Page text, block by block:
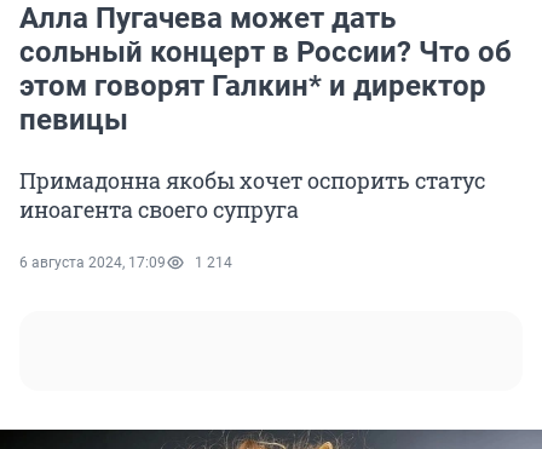
Алла Пугачева может дать
сольный концерт в России? Что об
этом говорят Галкин* и директор
певицы
Примадонна якобы хочет оспорить статус
иноагента своего супруга
6 августа 2024, 17:09 1 214